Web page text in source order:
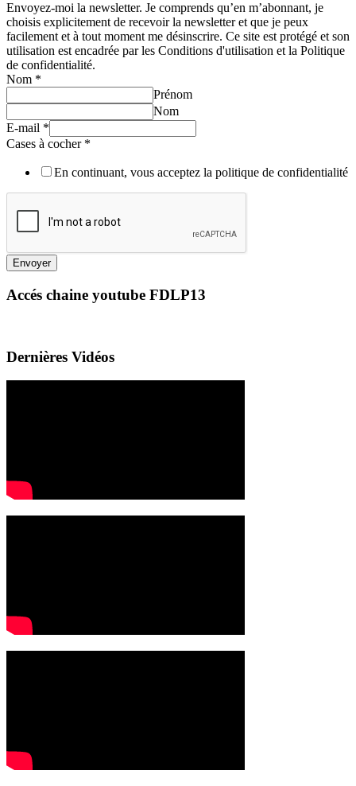
Envoyez-moi la newsletter. Je comprends qu’en m’abonnant, je
choisis explicitement de recevoir la newsletter et que je peux
facilement et à tout moment me désinscrire. Ce site est protégé et son
utilisation est encadrée par les Conditions d'utilisation et la Politique
de confidentialité.
Nom *
Prénom
Nom
E-mail *
Cases à cocher *
En continuant, vous acceptez la politique de confidentialité
Envoyer
Accés chaine youtube FDLP13
Dernières Vidéos